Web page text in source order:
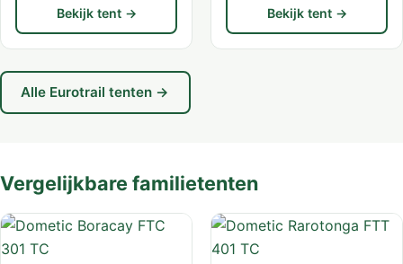
Bekijk tent → Bekijk tent →
Alle Eurotrail tenten →
Vergelijkbare familietenten